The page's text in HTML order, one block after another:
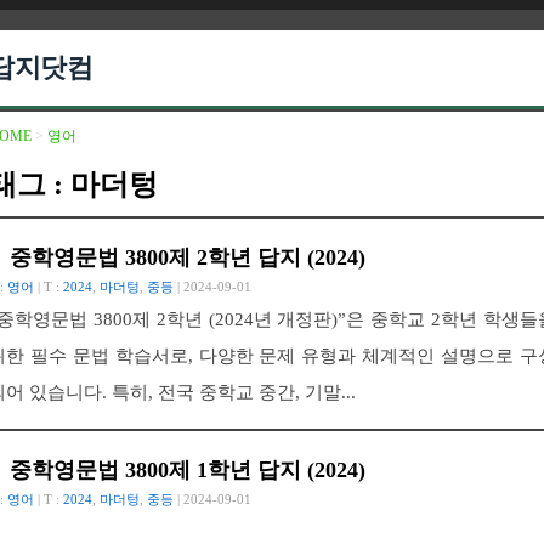
지닷컴
> 영어
그 : 마더텅
중학영문법 3800제 2학년 답지 (2024)
영어 | T : 2024 마더텅 중등 | 2024-09-01
학영문법 3800제 2학년 (2024년 개정판)”은 중학교 2학년 학생들
한 필수 문법 학습서로, 다양한 문제 유형과 체계적인 설명으로 구
어 있습니다. 특히, 전국 중학교 중간, 기말...
중학영문법 3800제 1학년 답지 (2024)
영어 | T : 2024 마더텅 중등 | 2024-09-01